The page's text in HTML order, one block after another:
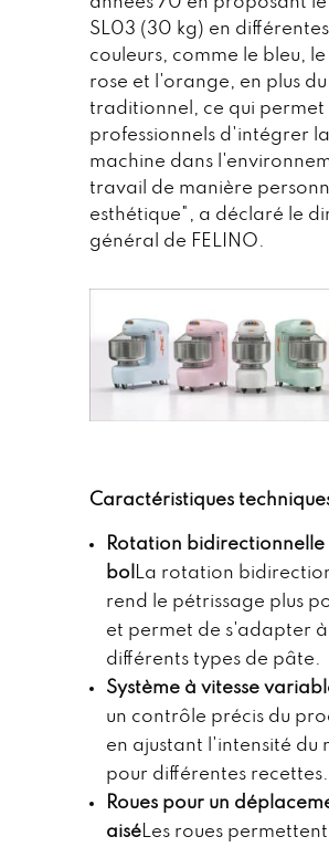
SL03 (30 kg) en différentes
couleurs, comme le bleu,
rose et l'orange, en plus
traditionnel, ce qui permet
professionnels d'intégrer la
machine dans
travail de manière
esthétique", a déclaré le
général de FELINO.
Caractéristiques
Rotation bidirectionnelle
bol La rotation
rend le pétrissage plus
et permet de s'adapter à
différents types de pâte.
Système à vitesse
un contrôle précis du
en ajustant l'intensité du
pour différentes recettes.
Roues pour un
aiséLes roues